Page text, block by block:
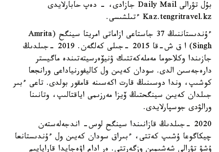
بۇل تۋرالى Daily Mail جازادى، - دەپ حابارلايدى
Kaz.tengritravel.kz ءتىلشىسى.
ءۇندىستاننىڭ 37 جاستاعى ازاماتى امريتا سينگح (Amrita
Singh) ا ق ش-قا 2015 -جىلى كەلگەن. 2019 -جىلدىڭ
جازىندا وكلاحوما مەملەكەتتىك ۋنيۆەرسيتەتىندە ماگيستر
دارەجەسىن الدى. سودان كەيىن ول كاليفورنياداعى ورانجعا
كوشىپ، وندا دوسىنىڭ قارت اكەسىنە قامقور بولدى. تاعى ءبىر
جىلدان كەيىن سينگحتىڭ ۆيزا مەرزىمى اياقتالىپ، وتانىنا
ورالۋدى جوسپارلايدى.
2020 -جىلدىڭ قازانىندا سينگح لوس- اندجەلەستەن
چيكاگوعا ۇشىپ كەتتى، ءبىراق سودان كەيىن ول ءۇندىستانعا